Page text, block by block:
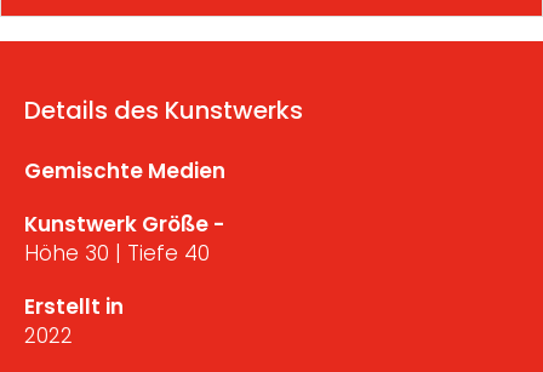
Details des Kunstwerks
Gemischte Medien
Kunstwerk Größe -
Höhe 30 | Tiefe 40
Erstellt in
2022